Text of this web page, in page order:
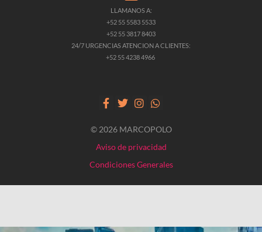
LLAMANOS A:
+52 55 5583 5533
+52 55 3817 8403
24/7 URGENCIAS ATENCION A CLIENTES:
+52 55 4238 4966
© 2026 MARCOPOLO
Aviso de privacidad
Condiciones Generales